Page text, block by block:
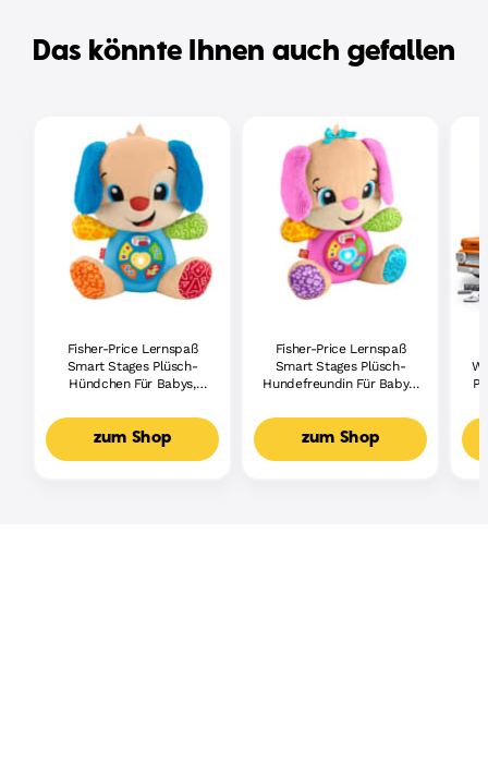
Das könnte Ihnen auch gefallen
Fisher-Price Lernspaß
Smart Stages Plüsch-
Hündchen Für Babys,
Lernspielzeug,
Mehrsprachige Version
zum Shop
Fisher-Price Lernspaß
Smart Stages Plüsch-
Hundefreundin Für Babys,
Lernspielzeug,
Mehrsprachige Version
zum Shop